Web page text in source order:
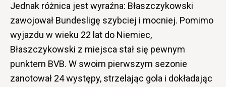
Jednak różnica jest wyraźna: Błaszczykowski
zawojował Bundesligę szybciej i mocniej. Pomimo
wyjazdu w wieku 22 lat do Niemiec,
Błaszczykowski z miejsca stał się pewnym
punktem BVB. W swoim pierwszym sezonie
zanotował 24 występy, strzelając gola i dokładając